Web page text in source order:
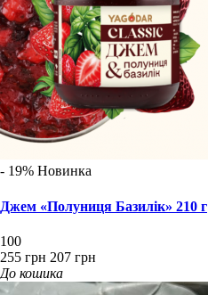
- 19% Новинка
Джем «Полуниця Базилік» 210 г
100
255 грн 207 грн
До кошика